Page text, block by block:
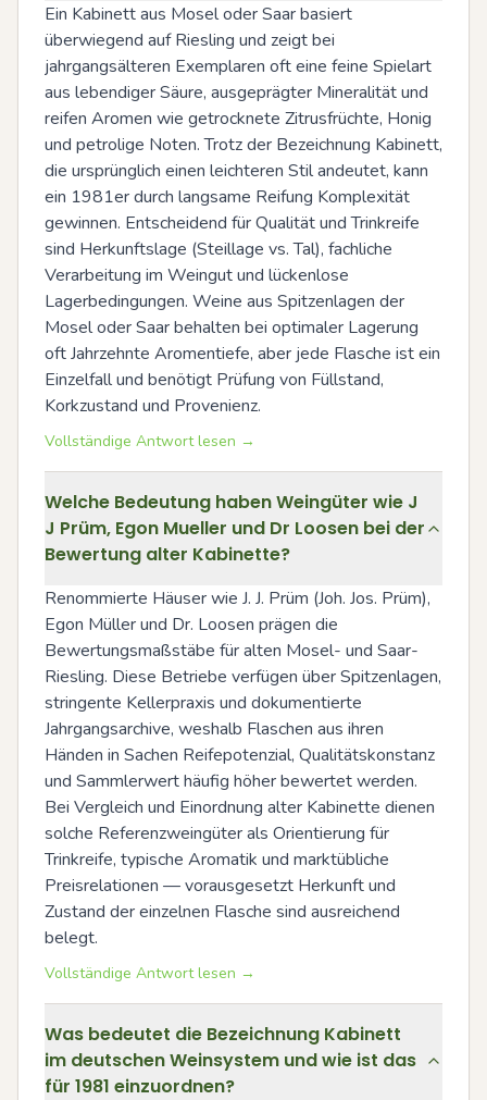
Ein Kabinett aus Mosel oder Saar basiert
überwiegend auf Riesling und zeigt bei
jahrgangsälteren Exemplaren oft eine feine Spielart
aus lebendiger Säure, ausgeprägter Mineralität und
reifen Aromen wie getrocknete Zitrusfrüchte, Honig
und petrolige Noten. Trotz der Bezeichnung Kabinett,
die ursprünglich einen leichteren Stil andeutet, kann
ein 1981er durch langsame Reifung Komplexität
gewinnen. Entscheidend für Qualität und Trinkreife
sind Herkunftslage (Steillage vs. Tal), fachliche
Verarbeitung im Weingut und lückenlose
Lagerbedingungen. Weine aus Spitzenlagen der
Mosel oder Saar behalten bei optimaler Lagerung
oft Jahrzehnte Aromentiefe, aber jede Flasche ist ein
Einzelfall und benötigt Prüfung von Füllstand,
Korkzustand und Provenienz.
Vollständige Antwort lesen →
Welche Bedeutung haben Weingüter wie J
J Prüm, Egon Mueller und Dr Loosen bei der
Bewertung alter Kabinette?
Renommierte Häuser wie J. J. Prüm (Joh. Jos. Prüm),
Egon Müller und Dr. Loosen prägen die
Bewertungsmaßstäbe für alten Mosel- und Saar-
Riesling. Diese Betriebe verfügen über Spitzenlagen,
stringente Kellerpraxis und dokumentierte
Jahrgangsarchive, weshalb Flaschen aus ihren
Händen in Sachen Reifepotenzial, Qualitätskonstanz
und Sammlerwert häufig höher bewertet werden.
Bei Vergleich und Einordnung alter Kabinette dienen
solche Referenzweingüter als Orientierung für
Trinkreife, typische Aromatik und marktübliche
Preisrelationen — vorausgesetzt Herkunft und
Zustand der einzelnen Flasche sind ausreichend
belegt.
Vollständige Antwort lesen →
Was bedeutet die Bezeichnung Kabinett
im deutschen Weinsystem und wie ist das
für 1981 einzuordnen?